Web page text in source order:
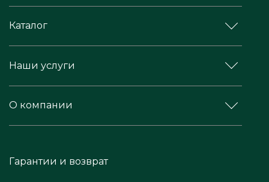
Каталог
Наши услуги
О компании
Гарантии и возврат